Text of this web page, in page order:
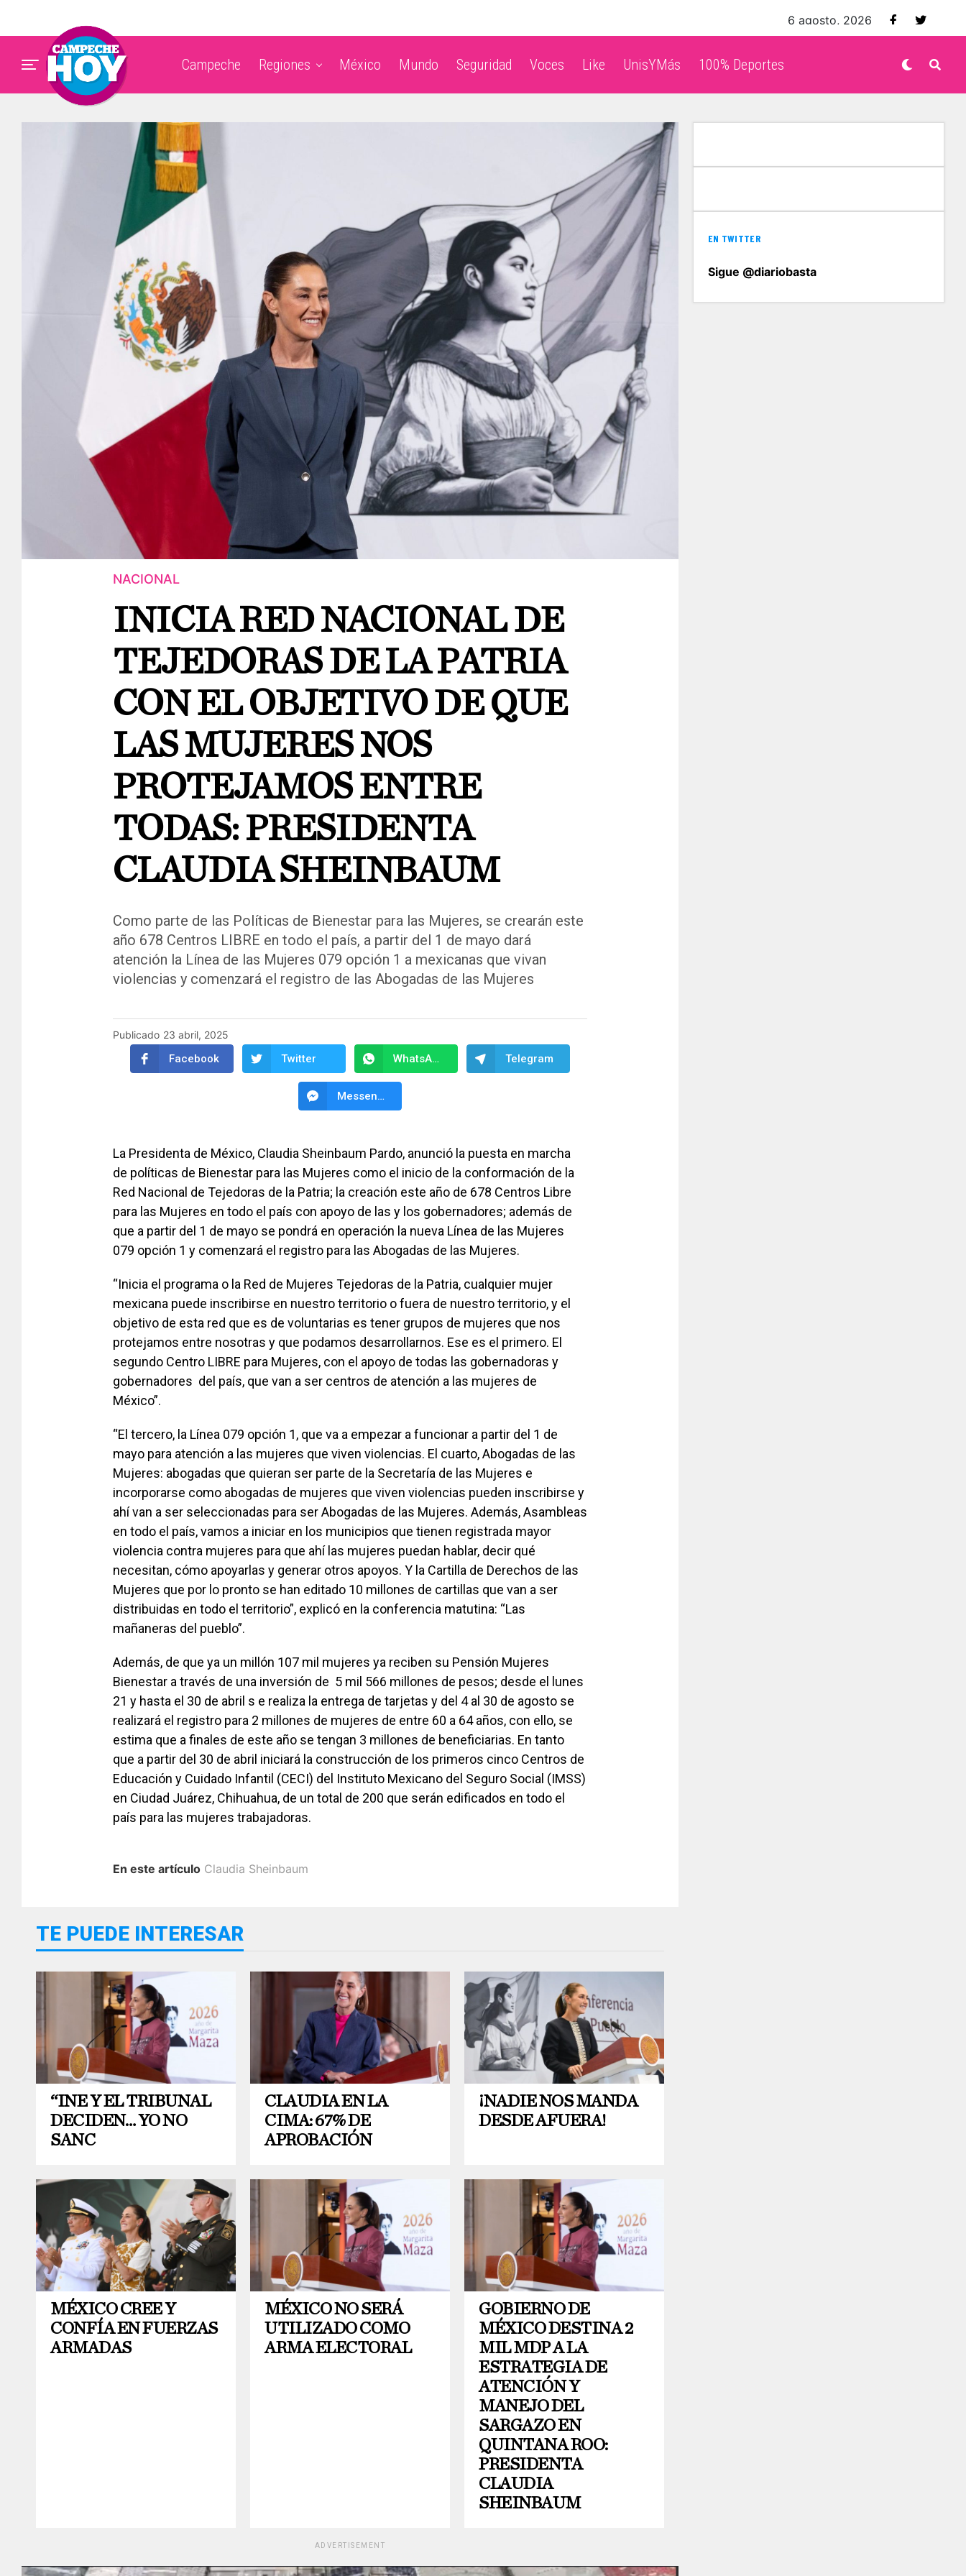
6 agosto, 2026
Campeche Regiones México Mundo Seguridad Voces Like UnisYMás 100% Deportes
NACIONAL
INICIA RED NACIONAL DE
TEJEDORAS DE LA PATRIA
CON EL OBJETIVO DE QUE
LAS MUJERES NOS
PROTEJAMOS ENTRE
TODAS: PRESIDENTA
CLAUDIA SHEINBAUM
Como parte de las Políticas de Bienestar para las Mujeres, se crearán este
año 678 Centros LIBRE en todo el país, a partir del 1 de mayo dará
atención la Línea de las Mujeres 079 opción 1 a mexicanas que vivan
violencias y comenzará el registro de las Abogadas de las Mujeres
Publicado 23 abril, 2025
Facebook Twitter WhatsApp Telegram
Messenger
La Presidenta de México, Claudia Sheinbaum Pardo, anunció la puesta en marcha
de políticas de Bienestar para las Mujeres como el inicio de la conformación de la
Red Nacional de Tejedoras de la Patria; la creación este año de 678 Centros Libre
para las Mujeres en todo el país con apoyo de las y los gobernadores; además de
que a partir del 1 de mayo se pondrá en operación la nueva Línea de las Mujeres
079 opción 1 y comenzará el registro para las Abogadas de las Mujeres.
“Inicia el programa o la Red de Mujeres Tejedoras de la Patria, cualquier mujer
mexicana puede inscribirse en nuestro territorio o fuera de nuestro territorio, y el
objetivo de esta red que es de voluntarias es tener grupos de mujeres que nos
protejamos entre nosotras y que podamos desarrollarnos. Ese es el primero. El
segundo Centro LIBRE para Mujeres, con el apoyo de todas las gobernadoras y
gobernadores del país, que van a ser centros de atención a las mujeres de
México”.
“El tercero, la Línea 079 opción 1, que va a empezar a funcionar a partir del 1 de
mayo para atención a las mujeres que viven violencias. El cuarto, Abogadas de las
Mujeres: abogadas que quieran ser parte de la Secretaría de las Mujeres e
incorporarse como abogadas de mujeres que viven violencias pueden inscribirse y
ahí van a ser seleccionadas para ser Abogadas de las Mujeres. Además, Asambleas
en todo el país, vamos a iniciar en los municipios que tienen registrada mayor
violencia contra mujeres para que ahí las mujeres puedan hablar, decir qué
necesitan, cómo apoyarlas y generar otros apoyos. Y la Cartilla de Derechos de las
Mujeres que por lo pronto se han editado 10 millones de cartillas que van a ser
distribuidas en todo el territorio”, explicó en la conferencia matutina: “Las
mañaneras del pueblo”.
Además, de que ya un millón 107 mil mujeres ya reciben su Pensión Mujeres
Bienestar a través de una inversión de 5 mil 566 millones de pesos; desde el lunes
21 y hasta el 30 de abril s e realiza la entrega de tarjetas y del 4 al 30 de agosto se
realizará el registro para 2 millones de mujeres de entre 60 a 64 años, con ello, se
estima que a finales de este año se tengan 3 millones de beneficiarias. En tanto
que a partir del 30 de abril iniciará la construcción de los primeros cinco Centros de
Educación y Cuidado Infantil (CECI) del Instituto Mexicano del Seguro Social (IMSS)
en Ciudad Juárez, Chihuahua, de un total de 200 que serán edificados en todo el
país para las mujeres trabajadoras.
En este artículo Claudia Sheinbaum
TE PUEDE INTERESAR
“INE Y EL TRIBUNAL
DECIDEN… YO NO
SANC
CLAUDIA EN LA
CIMA: 67% DE
APROBACIÓN
¡NADIE NOS MANDA
DESDE AFUERA!
MÉXICO CREE Y
CONFÍA EN FUERZAS
ARMADAS
MÉXICO NO SERÁ
UTILIZADO COMO
ARMA ELECTORAL
GOBIERNO DE
MÉXICO DESTINA 2
MIL MDP A LA
ESTRATEGIA DE
ATENCIÓN Y
MANEJO DEL
SARGAZO EN
QUINTANA ROO:
PRESIDENTA
CLAUDIA
SHEINBAUM
ADVERTISEMENT
EN TWITTER
Sigue @diariobasta